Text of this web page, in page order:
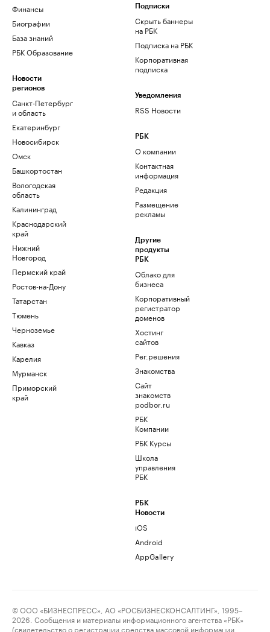
Финансы
Биографии
База знаний
РБК Образование
Новости
регионов
Санкт-Петербург
и область
Екатеринбург
Новосибирск
Омск
Башкортостан
Вологодская
область
Калининград
Краснодарский
край
Нижний
Новгород
Пермский край
Ростов-на-Дону
Татарстан
Тюмень
Черноземье
Кавказ
Карелия
Мурманск
Приморский
край
Подписки
Скрыть баннеры
на РБК
Подписка на РБК
Корпоративная
подписка
Уведомления
RSS Новости
РБК
О компании
Контактная
информация
Редакция
Размещение
рекламы
Другие
продукты
РБК
Облако для
бизнеса
Корпоративный
регистратор
доменов
Хостинг
сайтов
Рег.решения
Знакомства
Сайт
знакомств
podbor.ru
РБК
Компании
РБК Курсы
Школа
управления
РБК
РБК
Новости
iOS
Android
AppGallery
© ООО «БИЗНЕСПРЕСС», АО «РОСБИЗНЕСКОНСАЛТИНГ», 1995–
2026. Сообщения и материалы информационного агентства «РБК»
(свидетельство о регистрации средства массовой информации